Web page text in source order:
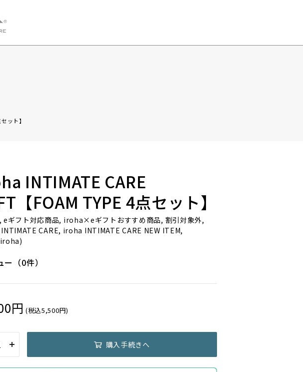
ット】
INTIMATE CARE
【FOAM TYPE 4点セット】
ギフト対応商品, iroha×eギフトおすすめ商品, 割引対象外,
CARE, iroha INTIMATE CARE NEW ITEM,
ー（0件）
円 (税込5,500円)
購入手続きへ